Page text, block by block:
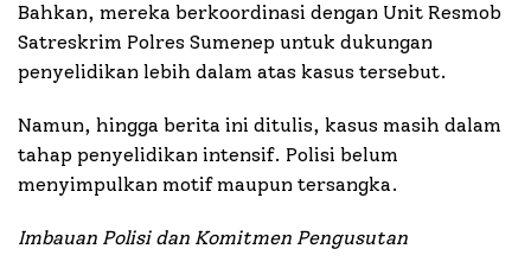
Bahkan, mereka berkoordinasi dengan Unit Resmob
Satreskrim Polres Sumenep untuk dukungan
penyelidikan lebih dalam atas kasus tersebut.
Namun, hingga berita ini ditulis, kasus masih dalam
tahap penyelidikan intensif. Polisi belum
menyimpulkan motif maupun tersangka.
Imbauan Polisi dan Komitmen Pengusutan